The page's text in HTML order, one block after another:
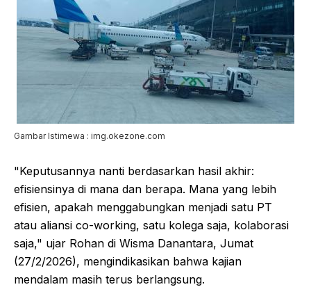
Gambar Istimewa : img.okezone.com
"Keputusannya nanti berdasarkan hasil akhir:
efisiensinya di mana dan berapa. Mana yang lebih
efisien, apakah menggabungkan menjadi satu PT
atau aliansi co-working, satu kolega saja, kolaborasi
saja," ujar Rohan di Wisma Danantara, Jumat
(27/2/2026), mengindikasikan bahwa kajian
mendalam masih terus berlangsung.